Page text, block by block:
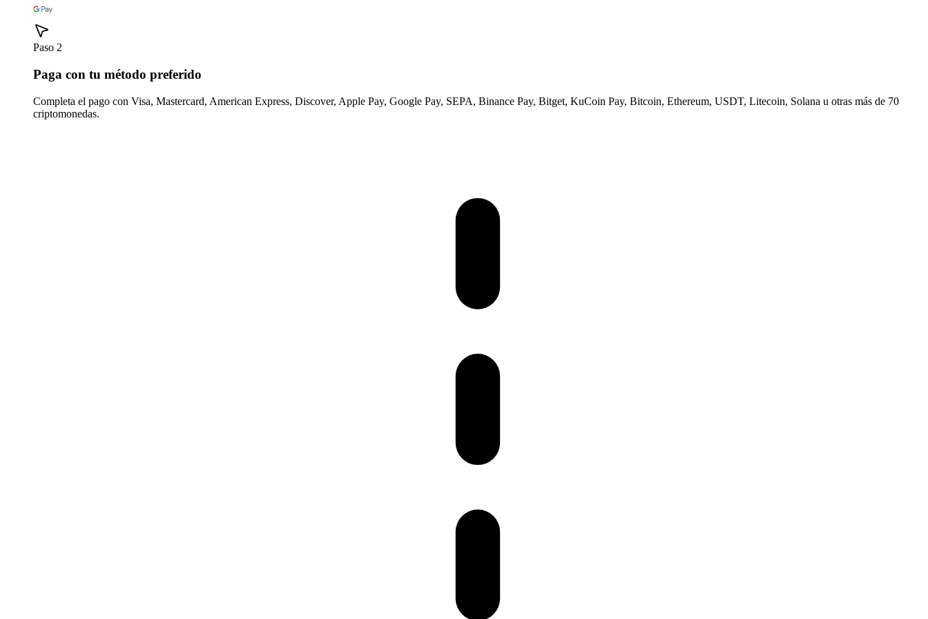
Paso 2
Paga con tu método preferido
Completa el pago con Visa, Mastercard, American Express, Discover, Apple Pay, Google Pay, SEPA, Binance Pay, Bitget, KuCoin Pay, Bitcoin, Ethereum, USDT, Litecoin, Solana u otras más de 70
criptomonedas.